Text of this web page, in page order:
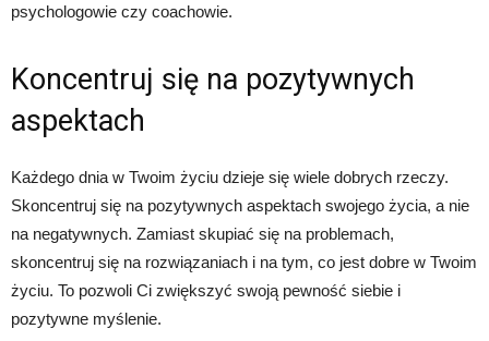
psychologowie czy coachowie.
Koncentruj się na pozytywnych
aspektach
Każdego dnia w Twoim życiu dzieje się wiele dobrych rzeczy.
Skoncentruj się na pozytywnych aspektach swojego życia, a nie
na negatywnych. Zamiast skupiać się na problemach,
skoncentruj się na rozwiązaniach i na tym, co jest dobre w Twoim
życiu. To pozwoli Ci zwiększyć swoją pewność siebie i
pozytywne myślenie.